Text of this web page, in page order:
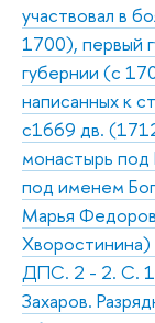
участвовал в
1700), первый
губернии (с
написанных к
с1669 дв.
монастырь
под именем
Марья
ДПС. 2 - 2. С.
Захаров.